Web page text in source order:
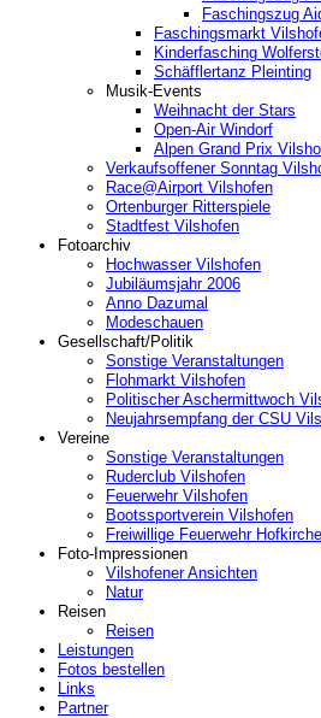
Faschingszug
Faschingsmarkt
Kinderfasching
Schäfflertanz Pleinting
Musik-Events
Weihnacht der Stars
Open-Air Windorf
Alpen Grand Prix
Verkaufsoffener Sonntag
Race@Airport Vilshofen
Ortenburger Ritterspiele
Stadtfest Vilshofen
Fotoarchiv
Hochwasser Vilshofen
Jubiläumsjahr 2006
Anno Dazumal
Modeschauen
Gesellschaft/Politik
Sonstige Veranstaltungen
Flohmarkt Vilshofen
Politischer Aschermittwoch
Neujahrsempfang der CSU
Vereine
Sonstige Veranstaltungen
Ruderclub Vilshofen
Feuerwehr Vilshofen
Bootssportverein Vilshofen
Freiwillige Feuerwehr
Foto-Impressionen
Vilshofener Ansichten
Natur
Reisen
Reisen
Leistungen
Fotos bestellen
Links
Partner